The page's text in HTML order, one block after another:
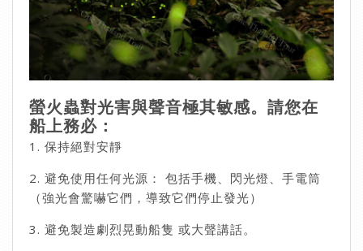
螢火蟲對光害與聲音極其敏感。請您在
船上務必：
1. 保持絕對安靜
2. 避免使用任何光源： 包括手機、閃光燈、手電筒
（強光會驚嚇它們，導致它們停止發光）
3. 避免製造劇烈晃動船隻 或大聲講話。